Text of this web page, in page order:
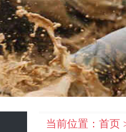
当前位置： 首页